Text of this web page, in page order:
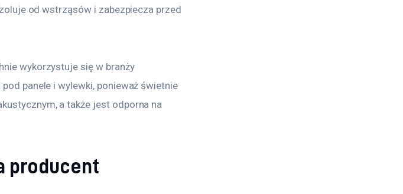
od wstrząsów i zabezpiecza przed
wykorzystuje się w branży
panele i wylewki, ponieważ świetnie
a także jest odporna na
producent